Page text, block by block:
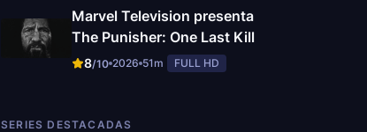
Marvel Television presenta
The Punisher: One Last Kill
8/10 2026 51m FULL HD
SERIES DESTACADAS